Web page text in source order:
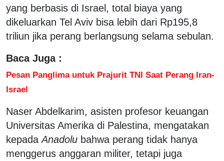
yang berbasis di Israel, total biaya yang
dikeluarkan Tel Aviv bisa lebih dari Rp195,8
triliun jika perang berlangsung selama sebulan.
Baca Juga :
Pesan Panglima untuk Prajurit TNI Saat Perang Iran-
Israel
Naser Abdelkarim, asisten profesor keuangan
Universitas Amerika di Palestina, mengatakan
kepadaAnadolu bahwa perang tidak hanya
menggerus anggaran militer, tetapi juga